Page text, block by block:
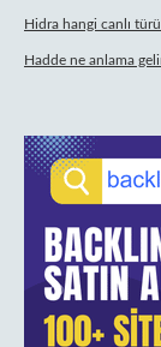
Hidra hangi canlı
Hadde ne anlama